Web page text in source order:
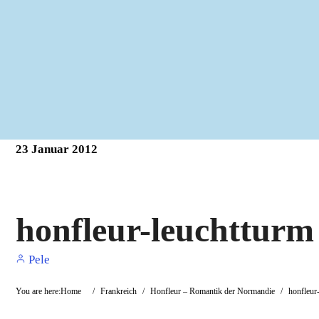
23 Januar 2012
honfleur-leuchtturm
Pele
You are here:Home / Frankreich / Honfleur – Romantik der Normandie /